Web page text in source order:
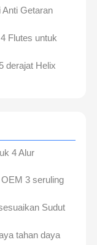
Anti Getaran
Flutes untuk
derajat Helix
4 Alur
3 seruling
Sudut
tahan daya